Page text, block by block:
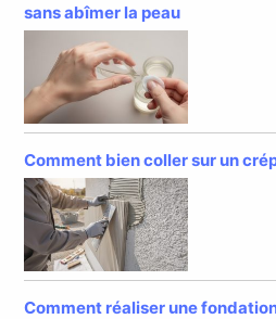
sans abîmer la peau
Comment bien coller sur un
Comment réaliser une